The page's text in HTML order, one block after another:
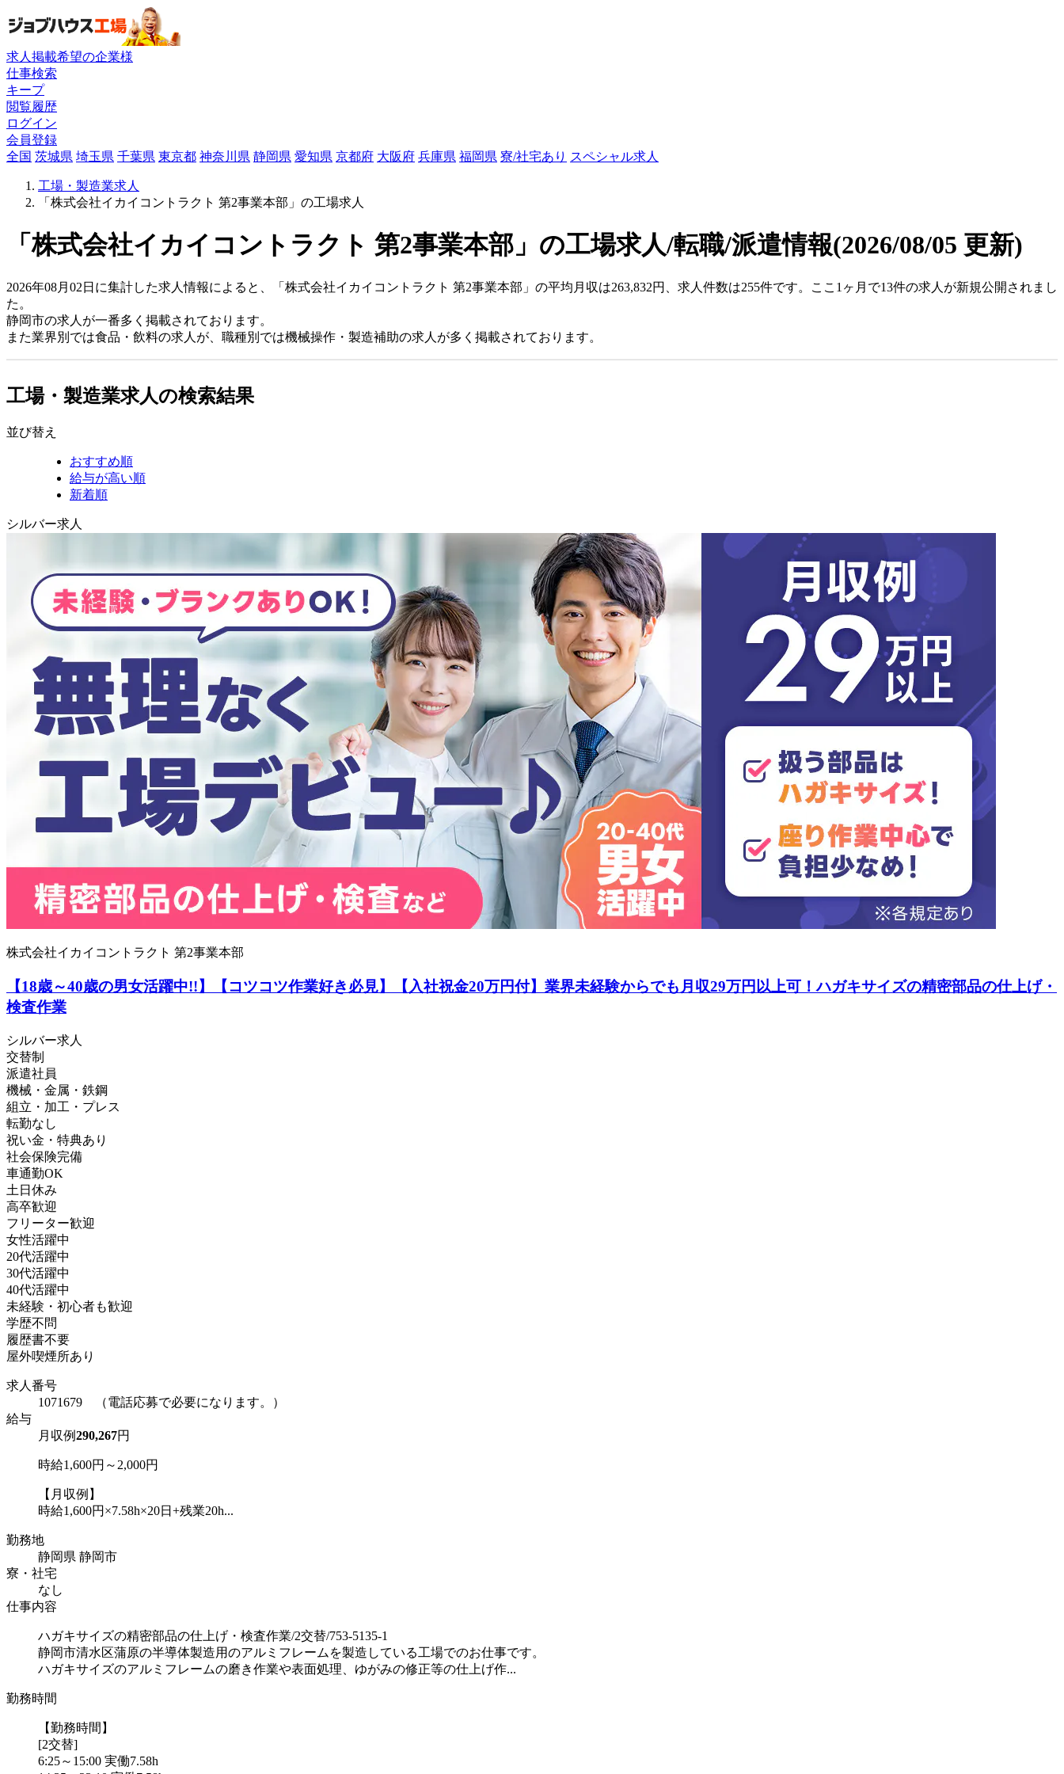
求人掲載希望の企業様
仕事検索
キープ
閲覧履歴
ログイン
会員登録
全国 茨城県 埼玉県 千葉県 東京都 神奈川県 静岡県 愛知県 京都府 大阪府 兵庫県 福岡県 寮/社宅あり スペシャル求人
工場・製造業求人
「株式会社イカイコントラクト 第2事業本部」の工場求人
「株式会社イカイコントラクト 第2事業本部」の工場求人/転職/派遣情報(2026/08/05 更新)
2026年08月02日に集計した求人情報によると、「株式会社イカイコントラクト 第2事業本部」の平均月収は263,832円、求人件数は255件です。ここ1ヶ月で13件の求人が新規公開されまし
た。
静岡市の求人が一番多く掲載されております。
また業界別では食品・飲料の求人が、職種別では機械操作・製造補助の求人が多く掲載されております。
工場・製造業求人の検索結果
並び替え
おすすめ順
給与が高い順
新着順
シルバー求人
株式会社イカイコントラクト 第2事業本部
【18歳～40歳の男女活躍中!!】【コツコツ作業好き必見】【入社祝金20万円付】業界未経験からでも月収29万円以上可！ハガキサイズの精密部品の仕上げ・
検査作業
シルバー求人
交替制
派遣社員
機械・金属・鉄鋼
組立・加工・プレス
転勤なし
祝い金・特典あり
社会保険完備
車通勤OK
土日休み
高卒歓迎
フリーター歓迎
女性活躍中
20代活躍中
30代活躍中
40代活躍中
未経験・初心者も歓迎
学歴不問
履歴書不要
屋外喫煙所あり
求人番号
1071679 （電話応募で必要になります。）
給与
月収例290,267円
時給1,600円～2,000円
【月収例】
時給1,600円×7.58h×20日+残業20h...
勤務地
静岡県 静岡市
寮・社宅
なし
仕事内容
ハガキサイズの精密部品の仕上げ・検査作業/2交替/753-5135-1
静岡市清水区蒲原の半導体製造用のアルミフレームを製造している工場でのお仕事です。
ハガキサイズのアルミフレームの磨き作業や表面処理、ゆがみの修正等の仕上げ作...
勤務時間
【勤務時間】
[2交替]
6:25～15:00 実働7.58h